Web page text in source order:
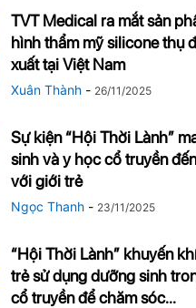
TVT Medical ra mắt sản
hình thẩm mỹ silicone thụ
xuất tại Việt Nam
Xuân Thành - 26/11/2025
Sự kiện “Hội Thời Lành”
sinh và y học cổ truyền
với giới trẻ
Ngọc Thanh - 23/11/2025
“Hội Thời Lành” khuyến
trẻ sử dụng dưỡng sinh
cổ truyền để chăm sóc...